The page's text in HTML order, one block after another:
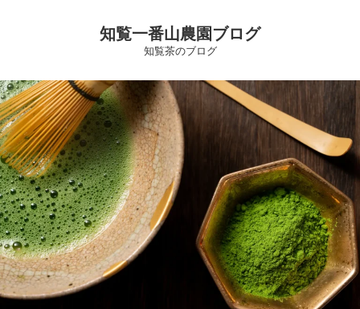
知覧一番山農園ブログ
知覧茶のブログ